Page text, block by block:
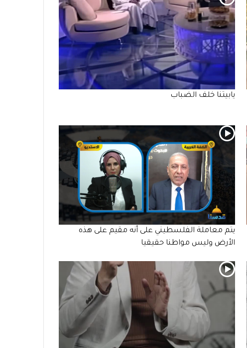
يابيتنا خلف الضباب
يتم معاملة الفلسطيني على أنه مقيم على هذه
الأرض وليس مواطنا حقيقيا